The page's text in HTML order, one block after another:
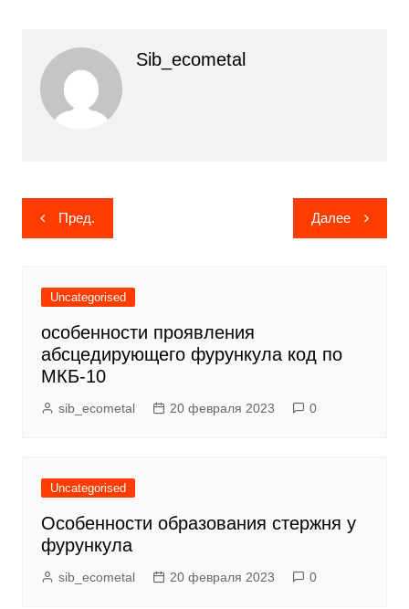
Sib_ecometal
Навигация
по
Пред. Далее
Uncategorised
особенности проявления
абсцедирующего фурункула код по
МКБ-10
sib_ecometal 20 февраля 2023 0
Uncategorised
Особенности образования стержня у
фурункула
sib_ecometal 20 февраля 2023 0